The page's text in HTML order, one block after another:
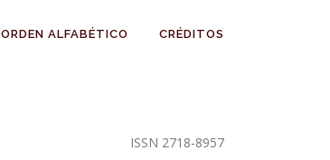
ORDEN ALFABÉTICO CRÉDITOS
ISSN 2718-8957